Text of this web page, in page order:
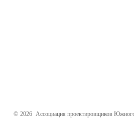
© 2026 Ассоциация проектировщиков